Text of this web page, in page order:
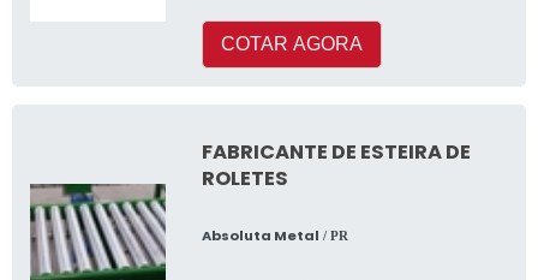
COTAR AGORA
FABRICANTE DE ESTEIRA DE
ROLETES
Absoluta Metal / PR